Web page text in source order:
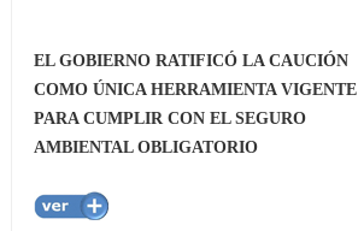
EL GOBIERNO RATIFICÓ LA CAUCIÓN
COMO ÚNICA HERRAMIENTA VIGENTE
PARA CUMPLIR CON EL SEGURO
AMBIENTAL OBLIGATORIO